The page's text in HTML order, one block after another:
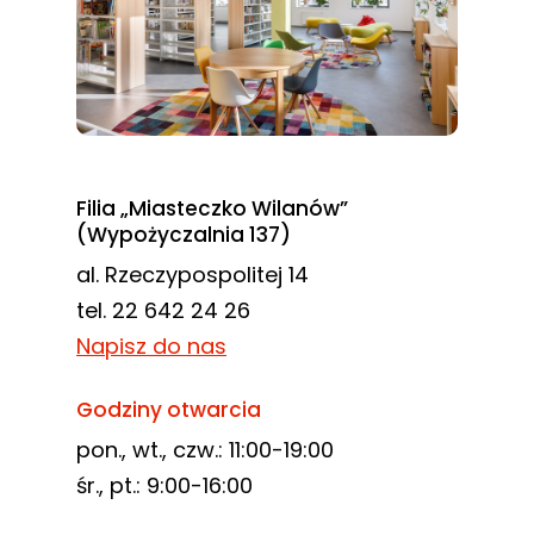
Filia „Miasteczko Wilanów”
(Wypożyczalnia 137)
al. Rzeczypospolitej 14
tel. 22 642 24 26
Napisz do nas
Godziny otwarcia
pon., wt., czw.: 11:00-19:00
śr., pt.: 9:00-16:00